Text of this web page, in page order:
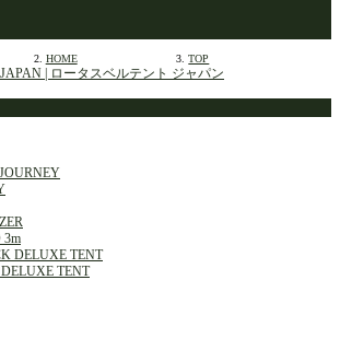
HOME TOP
| ロータスベルテント ジャパン
3m
DELUXE TENT
TENT